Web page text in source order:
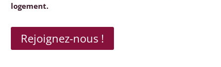
logement.
Rejoignez-nous !